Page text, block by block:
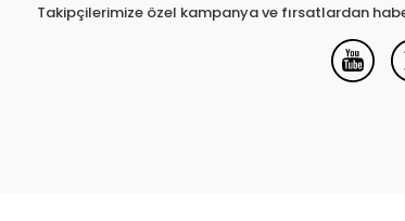
Takipçilerimize özel kampanya ve fırsatlardan